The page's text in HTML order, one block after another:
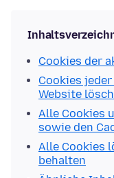
Cookies der
Cookies
Website
Alle Cookies
sowie den
Alle Cookies
behalten